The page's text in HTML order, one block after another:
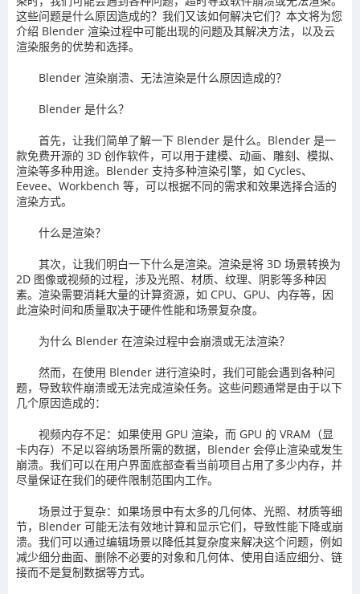
这些问题是什么原因造成的？我们又该如何解决它们？本文将为您
介绍 Blender 渲染过程中可能出现的问题及其解决方法，以及云
渲染服务的优势和选择。
Blender 渲染崩溃、无法渲染是什么原因造成的？
Blender 是什么？
首先，让我们简单了解一下 Blender 是什么。Blender 是一
款免费开源的 3D 创作软件，可以用于建模、动画、雕刻、模拟、
渲染等多种用途。Blender 支持多种渲染引擎，如 Cycles、
Eevee、Workbench 等，可以根据不同的需求和效果选择合适的
渲染方式。
什么是渲染？
其次，让我们明白一下什么是渲染。渲染是将 3D 场景转换为
2D 图像或视频的过程，涉及光照、材质、纹理、阴影等多种因
素。渲染需要消耗大量的计算资源，如 CPU、GPU、内存等，因
此渲染时间和质量取决于硬件性能和场景复杂度。
为什么 Blender 在渲染过程中会崩溃或无法渲染？
然而，在使用 Blender 进行渲染时，我们可能会遇到各种问
题，导致软件崩溃或无法完成渲染任务。这些问题通常是由于以下
几个原因造成的：
视频内存不足：如果使用 GPU 渲染，而 GPU 的 VRAM（显
卡内存）不足以容纳场景所需的数据，Blender 会停止渲染或发生
崩溃。我们可以在用户界面底部查看当前项目占用了多少内存，并
尽量保证在我们的硬件限制范围内工作。
场景过于复杂：如果场景中有太多的几何体、光照、材质等细
节，Blender 可能无法有效地计算和显示它们，导致性能下降或崩
溃。我们可以通过编辑场景以降低其复杂度来解决这个问题，例如
减少细分曲面、删除不必要的对象和几何体、使用自适应细分、链
接而不是复制数据等方式。